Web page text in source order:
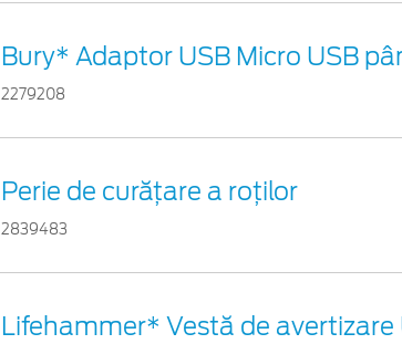
Bury* Adaptor USB Micro USB
2279208
Perie de curățare a roților
2839483
Lifehammer* Vestă de avertizare